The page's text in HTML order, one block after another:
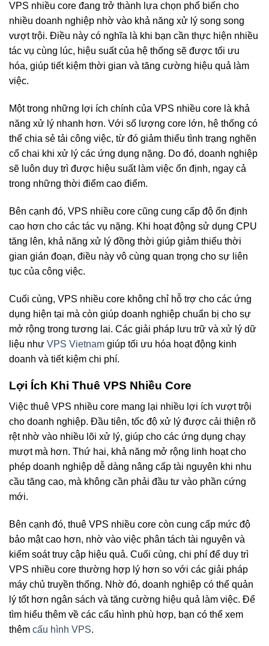
VPS nhiều core đang trở thành lựa chọn phổ biến cho
nhiều doanh nghiệp nhờ vào khả năng xử lý song song
vượt trội. Điều này có nghĩa là khi bạn cần thực hiện nhiều
tác vụ cùng lúc, hiệu suất của hệ thống sẽ được tối ưu
hóa, giúp tiết kiệm thời gian và tăng cường hiệu quả làm
việc.
Một trong những lợi ích chính của VPS nhiều core là khả
năng xử lý nhanh hơn. Với số lượng core lớn, hệ thống có
thể chia sẻ tải công việc, từ đó giảm thiểu tình trạng nghẽn
cổ chai khi xử lý các ứng dụng nặng. Do đó, doanh nghiệp
sẽ luôn duy trì được hiệu suất làm việc ổn định, ngay cả
trong những thời điểm cao điểm.
Bên cạnh đó, VPS nhiều core cũng cung cấp độ ổn định
cao hơn cho các tác vụ nặng. Khi hoạt động sử dụng CPU
tăng lên, khả năng xử lý đồng thời giúp giảm thiểu thời
gian gián đoạn, điều này vô cùng quan trọng cho sự liên
tục của công việc.
Cuối cùng, VPS nhiều core không chỉ hỗ trợ cho các ứng
dụng hiện tại mà còn giúp doanh nghiệp chuẩn bị cho sự
mở rộng trong tương lai. Các giải pháp lưu trữ và xử lý dữ
liệu như VPS Vietnam giúp tối ưu hóa hoạt động kinh
doanh và tiết kiệm chi phí.
Lợi Ích Khi Thuê VPS Nhiều Core
Việc thuê VPS nhiều core mang lại nhiều lợi ích vượt trội
cho doanh nghiệp. Đầu tiên, tốc độ xử lý được cải thiện rõ
rệt nhờ vào nhiều lõi xử lý, giúp cho các ứng dụng chạy
mượt mà hơn. Thứ hai, khả năng mở rộng linh hoạt cho
phép doanh nghiệp dễ dàng nâng cấp tài nguyên khi nhu
cầu tăng cao, mà không cần phải đầu tư vào phần cứng
mới.
Bên cạnh đó, thuê VPS nhiều core còn cung cấp mức độ
bảo mật cao hơn, nhờ vào việc phân tách tài nguyên và
kiểm soát truy cập hiệu quả. Cuối cùng, chi phí để duy trì
VPS nhiều core thường hợp lý hơn so với các giải pháp
máy chủ truyền thống. Nhờ đó, doanh nghiệp có thể quản
lý tốt hơn ngân sách và tăng cường hiệu quả làm việc. Để
tìm hiểu thêm về các cấu hình phù hợp, bạn có thể xem
thêm cấu hình VPS.